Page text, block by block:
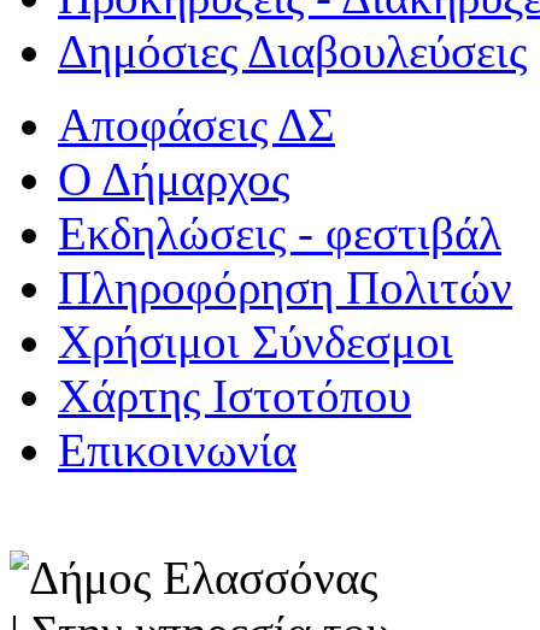
Δημόσιες Διαβουλεύσεις
Αποφάσεις ΔΣ
Ο Δήμαρχος
Εκδηλώσεις - φεστιβάλ
Πληροφόρηση Πολιτών
Χρήσιμοι Σύνδεσμοι
Χάρτης Ιστοτόπου
Επικοινωνία